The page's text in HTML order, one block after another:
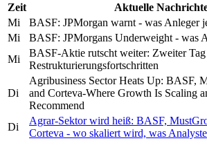
Zeit
Aktuelle
Mi
BASF: JPMorgan warnt - was Anleger
Mi
BASF: JPMorgans Underweight - was
Mi
BASF-Aktie rutscht weiter: Zweiter
Restrukturierungsfortschritten
Di
Agribusiness Sector Heats Up: BASF,
and Corteva-Where Growth Is Scaling
Recommend
Di
Agrar-Sektor wird heiß: BASF,
Corteva - wo skaliert wird, was